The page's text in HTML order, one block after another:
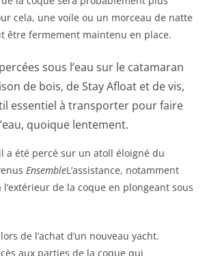
cela, une voile ou un morceau de natte
être fermement maintenu en place.
sous l’eau sur le catamaran
de bois, de Stay Afloat et de vis,
essentiel à transporter pour faire
quoique lentement.
a été percé sur un atoll éloigné du
EnsembleL’assistance, notamment
de la coque en plongeant sous
de l’achat d’un nouveau yacht.
aux parties de la coque qui